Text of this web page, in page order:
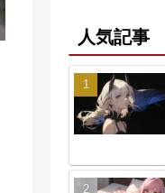
人気記事